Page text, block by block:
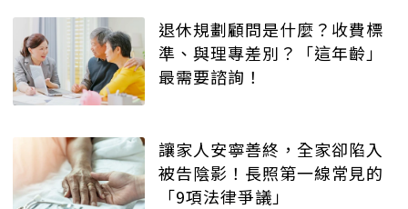
退休規劃顧問是什麼？收費標
準、與理專差別？「這年齡」
最需要諮詢！
讓家人安寧善終，全家卻陷入
被告陰影！長照第一線常見的
「9項法律爭議」